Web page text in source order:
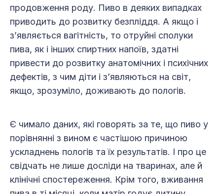
продовження роду. Пиво в деяких випадках
приводить до розвитку безпліддя. А якщо і
з’являється вагітність, то отруйні сполуки
пива, як і інших спиртних напоїв, здатні
привести до розвитку анатомічних і психічних
дефектів, з чим діти і з’являються на світ,
якщо, зрозуміло, доживають до пологів.
Є чимало даних, які говорять за те, що пиво у
порівнянні з вином є частішою причиною
ускладнень пологів та їх результатів. І про це
свідчать не лише досліди на тваринах, але й
клінічні спостереження. Крім того, вживання